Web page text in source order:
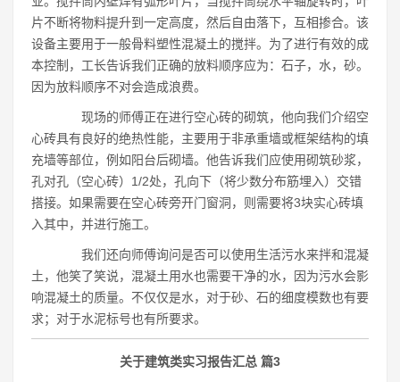
片不断将物料提升到一定高度，然后自由落下，互相掺合。该
设备主要用于一般骨料塑性混凝土的搅拌。为了进行有效的成
本控制，工长告诉我们正确的放料顺序应为：石子，水，砂。
因为放料顺序不对会造成浪费。
现场的师傅正在进行空心砖的砌筑，他向我们介绍空
心砖具有良好的绝热性能，主要用于非承重墙或框架结构的填
充墙等部位，例如阳台后砌墙。他告诉我们应使用砌筑砂浆，
孔对孔（空心砖）1/2处，孔向下（将少数分布筋埋入）交错
搭接。如果需要在空心砖旁开门窗洞，则需要将3块实心砖填
入其中，并进行施工。
我们还向师傅询问是否可以使用生活污水来拌和混凝
土，他笑了笑说，混凝土用水也需要干净的水，因为污水会影
响混凝土的质量。不仅仅是水，对于砂、石的细度模数也有要
求；对于水泥标号也有所要求。
关于建筑类实习报告汇总 篇3